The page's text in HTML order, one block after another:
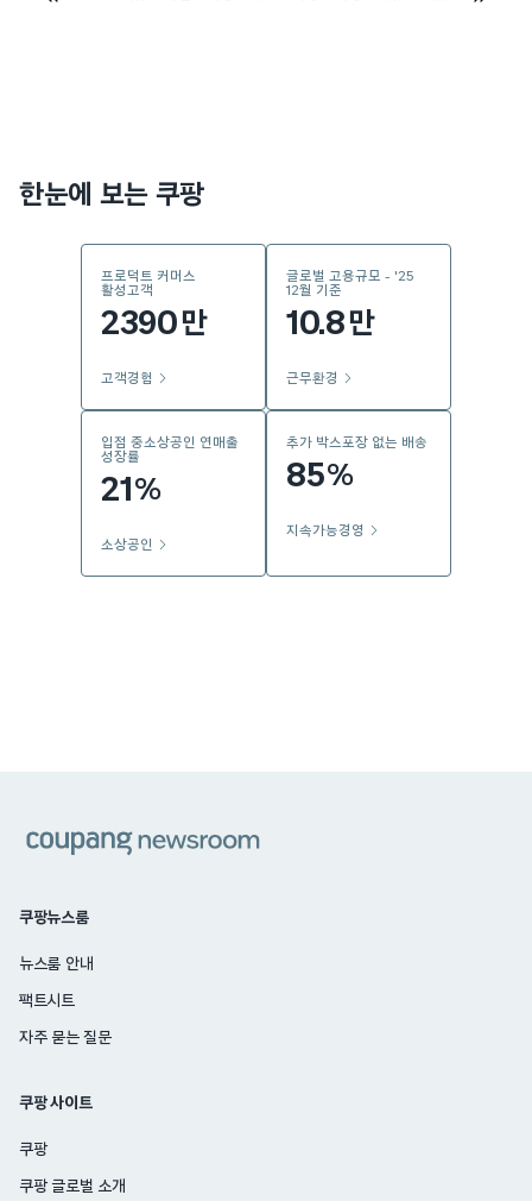
한눈에 보는 쿠팡
프로덕트 커머스
활성고객
2390만
고객경험
글로벌 고용규모 - '25
12월 기준
10.8만
근무환경
입점 중소상공인 연매출
성장률
21 %
소상공인
추가 박스포장 없는 배송
85%
지속가능경영
쿠팡뉴스룸
뉴스룸 안내
팩트시트
자주 묻는 질문
쿠팡 사이트
쿠팡
쿠팡 글로벌 소개